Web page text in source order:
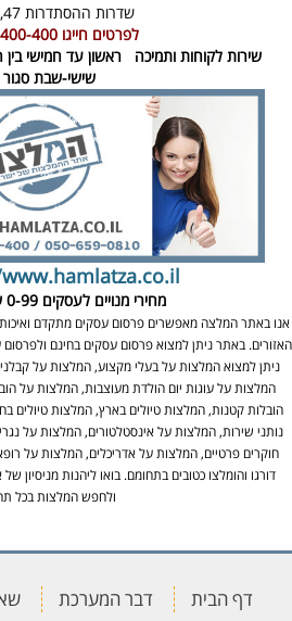
שדרות ההסתדרות 47,
לפרטים חייגו400
שירות לקוחות ותמיכה
שישי-שבת סגור
מחירי מנויים לעסקים 0-99 שקל לחודש
אנו באתר המלצה מאפשרים פרסום עסקים מתקדם
האזורים. באתר ניתן למצוא פרסום עסקים בחינם
ניתן למצוא המלצות על בעלי מקצוע, המלצות על
המלצות על עוגות יום הולדת מעוצבות, המלצות על
הובלות קטנות, המלצות טיולים בארץ, המלצות טיולים
נותני שירות, המלצות על אינסטלטורים, המלצות על
חוקרים פרטיים, המלצות על אדריכלים, המלצות על
דורגו והומלצו כטובים בתחומם. בואו ליהנות
ולחפש המלצות בכל
דף הבית דבר המערכת